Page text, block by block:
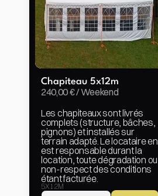
Chapiteau 5x12m
240,00 € / Weekend
Les chapiteaux sont livrés
complets (structure, bâches,
pignons) et installés sur
terrain adapté. Le locataire en
est responsable durant la
location, toute dégradation ou
non-respect des conditions
étant facturée.
5X12M